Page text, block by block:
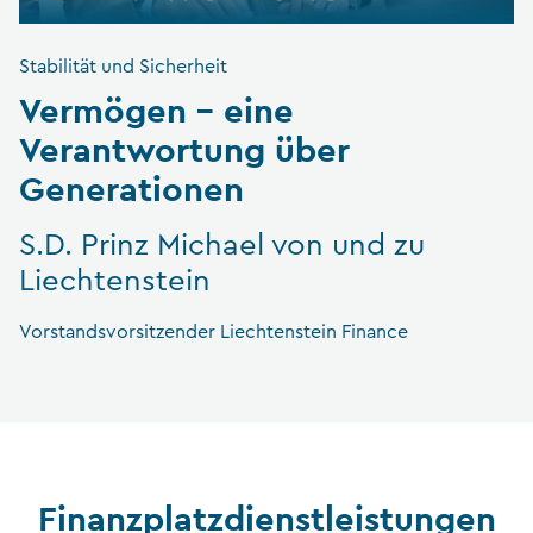
Stabilität und Sicherheit
Vermögen – eine
Verantwortung über
Generationen
S.D. Prinz Michael von und zu
Liechtenstein
Vorstandsvorsitzender Liechtenstein Finance
Finanzplatz­dienstleistungen